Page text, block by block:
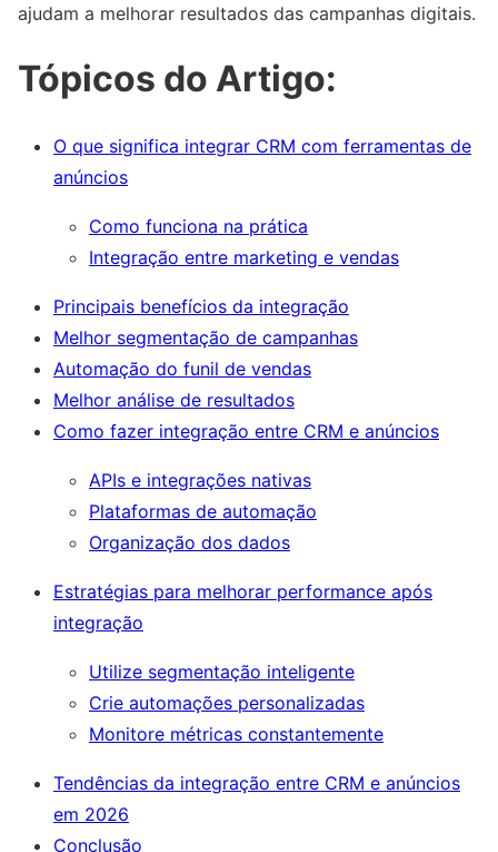
ajudam a melhorar resultados das campanhas digitais.
Tópicos do Artigo:
O que significa integrar CRM com ferramentas de
anúncios
Como funciona na prática
Integração entre marketing e vendas
Principais benefícios da integração
Melhor segmentação de campanhas
Automação do funil de vendas
Melhor análise de resultados
Como fazer integração entre CRM e anúncios
APIs e integrações nativas
Plataformas de automação
Organização dos dados
Estratégias para melhorar performance após
integração
Utilize segmentação inteligente
Crie automações personalizadas
Monitore métricas constantemente
Tendências da integração entre CRM e anúncios
em 2026
Conclusão